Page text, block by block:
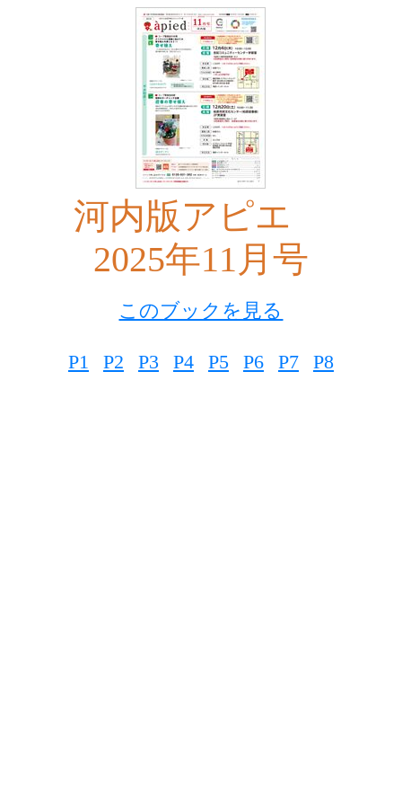
河内版アピエ
2025年11月号
このブックを見る
P1 P2 P3 P4 P5 P6 P7 P8